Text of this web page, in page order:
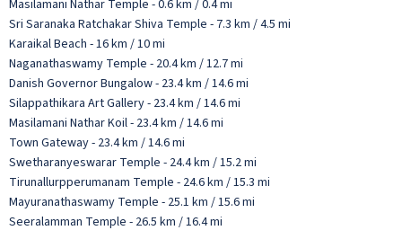
Masilamani Nathar Temple - 0.6 km / 0.4 mi
Sri Saranaka Ratchakar Shiva Temple - 7.3 km / 4.5 mi
Karaikal Beach - 16 km / 10 mi
Naganathaswamy Temple - 20.4 km / 12.7 mi
Danish Governor Bungalow - 23.4 km / 14.6 mi
Silappathikara Art Gallery - 23.4 km / 14.6 mi
Masilamani Nathar Koil - 23.4 km / 14.6 mi
Town Gateway - 23.4 km / 14.6 mi
Swetharanyeswarar Temple - 24.4 km / 15.2 mi
Tirunallurpperumanam Temple - 24.6 km / 15.3 mi
Mayuranathaswamy Temple - 25.1 km / 15.6 mi
Seeralamman Temple - 26.5 km / 16.4 mi